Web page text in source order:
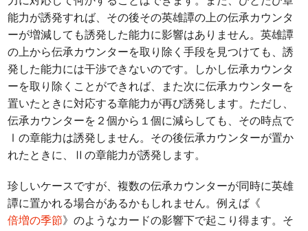
能力が誘発すれば、その後その英雄譚の上の伝承カウンタ
ーが増減しても誘発した能力に影響はありません。英雄譚
の上から伝承カウンターを取り除く手段を見つけても、誘
発した能力には干渉できないのです。しかし伝承カウンタ
ーを取り除くことができれば、また次に伝承カウンターを
置いたときに対応する章能力が再び誘発します。ただし、
伝承カウンターを２個から１個に減らしても、その時点で
Ⅰの章能力は誘発しません。その後伝承カウンターが置か
れたときに、Ⅱの章能力が誘発します。
珍しいケースですが、複数の伝承カウンターが同時に英雄
譚に置かれる場合があるかもしれません。例えば《
倍増の季節》のようなカードの影響下で起こり得ます。そ